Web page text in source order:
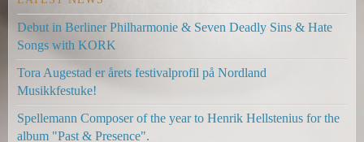
k
i
s
e
x
t
e
k
i
s
e
x
t
e
k
s
n
s
e
Debut in Berliner Philharmonie & Seven Deadly Sins & Hate
Songs with KORK
Tora Augestad er årets festivalprofil på Nordland
Musikkfestuke!
Spellemann Composer of the year to Henrik Hellstenius for the
album "Past & Presence".